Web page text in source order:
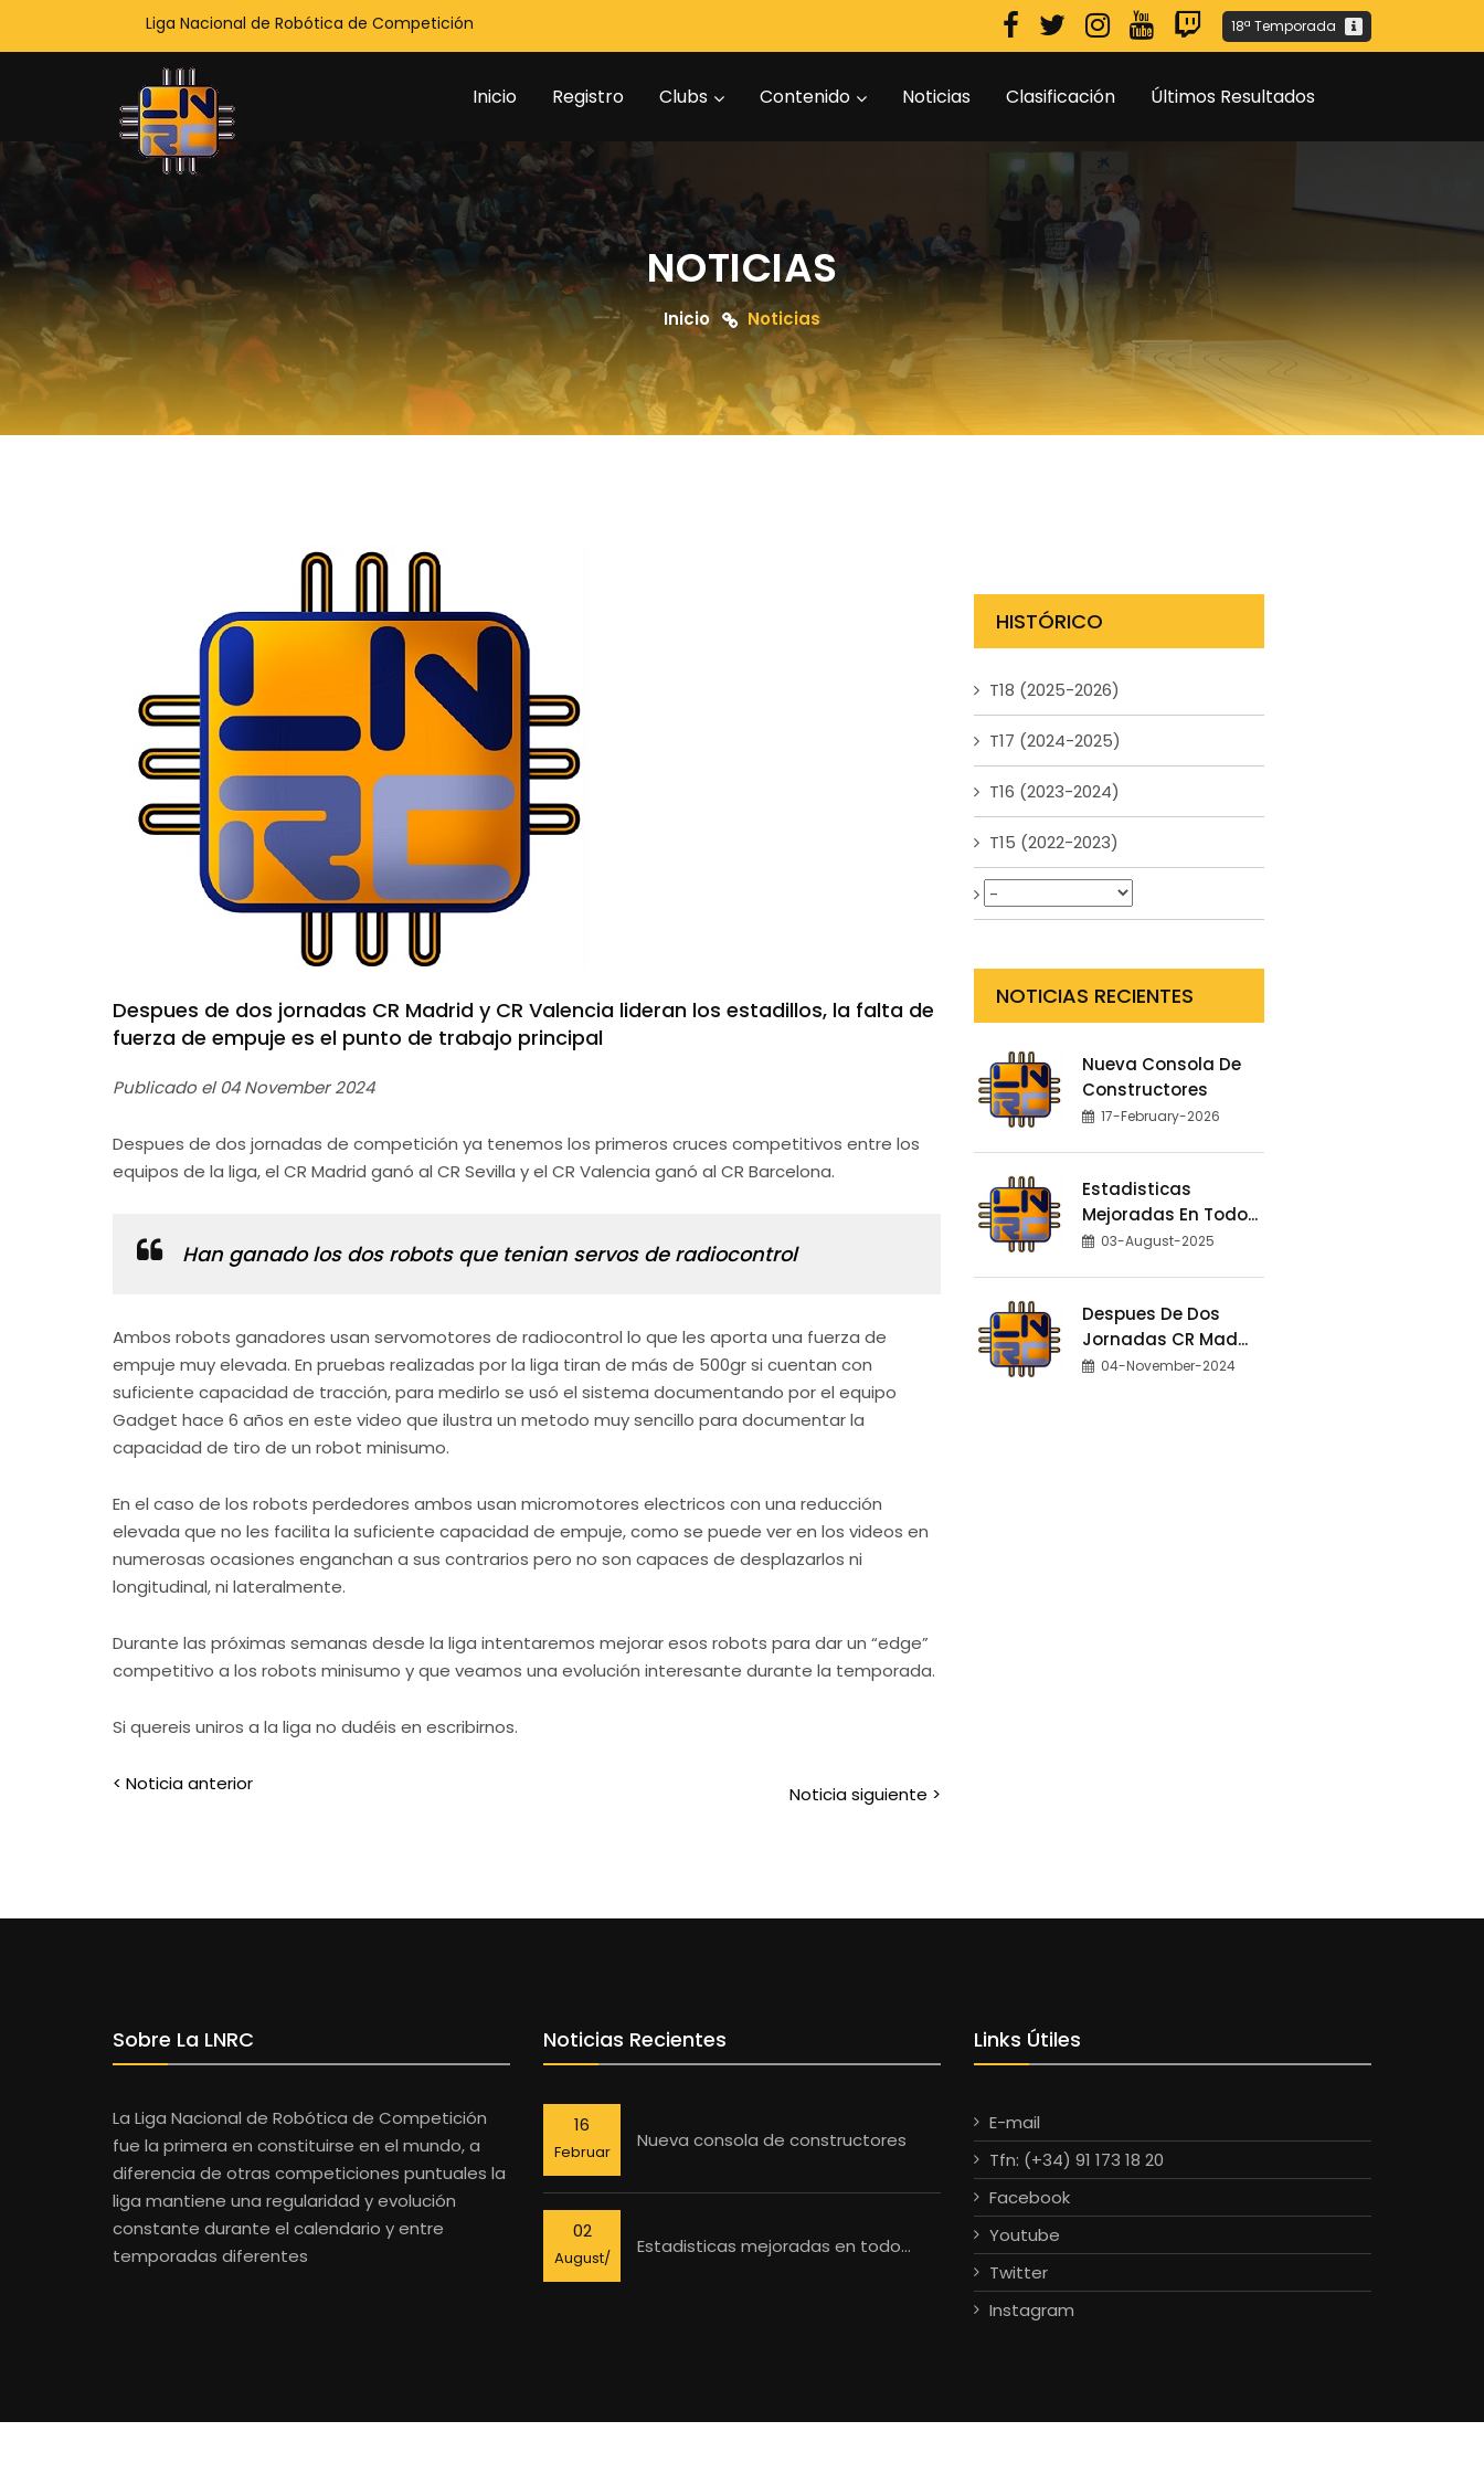
Liga Nacional de Robótica de Competición 18ª Temporada
Inicio Registro Clubs Contenido Noticias Clasificación Últimos Resultados
NOTICIAS
Inicio Noticias
Despues de dos jornadas CR Madrid y CR Valencia lideran los estadillos, la falta de
fuerza de empuje es el punto de trabajo principal
Publicado el04 November 2024
Despues de dos jornadas de competición ya tenemos los primeros cruces competitivos entre los
equipos de la liga, el CR Madrid ganó al CR Sevilla y el CR Valencia ganó al CR Barcelona.
Han ganado los dos robots que tenian servos de radiocontrol
Ambos robots ganadores usan servomotores de radiocontrol lo que les aporta una fuerza de
empuje muy elevada. En pruebas realizadas por la liga tiran de más de 500gr si cuentan con
suficiente capacidad de tracción, para medirlo se usó el sistema documentando por el equipo
Gadget hace 6 años en este video que ilustra un metodo muy sencillo para documentar la
capacidad de tiro de un robot minisumo.
En el caso de los robots perdedores ambos usan micromotores electricos con una reducción
elevada que no les facilita la suficiente capacidad de empuje, como se puede ver en los videos en
numerosas ocasiones enganchan a sus contrarios pero no son capaces de desplazarlos ni
longitudinal, ni lateralmente.
Durante las próximas semanas desde la liga intentaremos mejorar esos robots para dar un “edge”
competitivo a los robots minisumo y que veamos una evolución interesante durante la temporada.
Si quereis uniros a la liga no dudéis en escribirnos.
< Noticia anterior Noticia siguiente >
HISTÓRICO
T18 (2025-2026)
T17 (2024-2025)
T16 (2023-2024)
T15 (2022-2023)
NOTICIAS RECIENTES
Nueva Consola De
Constructores
17-February-2026
Estadisticas
Mejoradas En Todo...
03-August-2025
Despues De Dos
Jornadas CR Mad...
04-November-2024
Sobre La LNRC
La Liga Nacional de Robótica de Competición
fue la primera en constituirse en el mundo, a
diferencia de otras competiciones puntuales la
liga mantiene una regularidad y evolución
constante durante el calendario y entre
temporadas diferentes
Noticias Recientes
16
Februar
Nueva consola de constructores
02
August/
Estadisticas mejoradas en todo...
Links Útiles
E-mail
Tfn: (+34) 91 173 18 20
Facebook
Youtube
Twitter
Instagram